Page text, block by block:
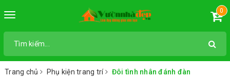
Toggle
0
Trang chủ Phụ kiện trang trí Đôi tình nhân đánh đàn